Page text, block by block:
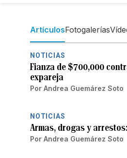
ArtículosFotogalerías
NOTICIAS
Fianza de $700,000
expareja
Por Andrea Guemárez Soto
NOTICIAS
Armas, drogas y
Por Andrea Guemárez Soto